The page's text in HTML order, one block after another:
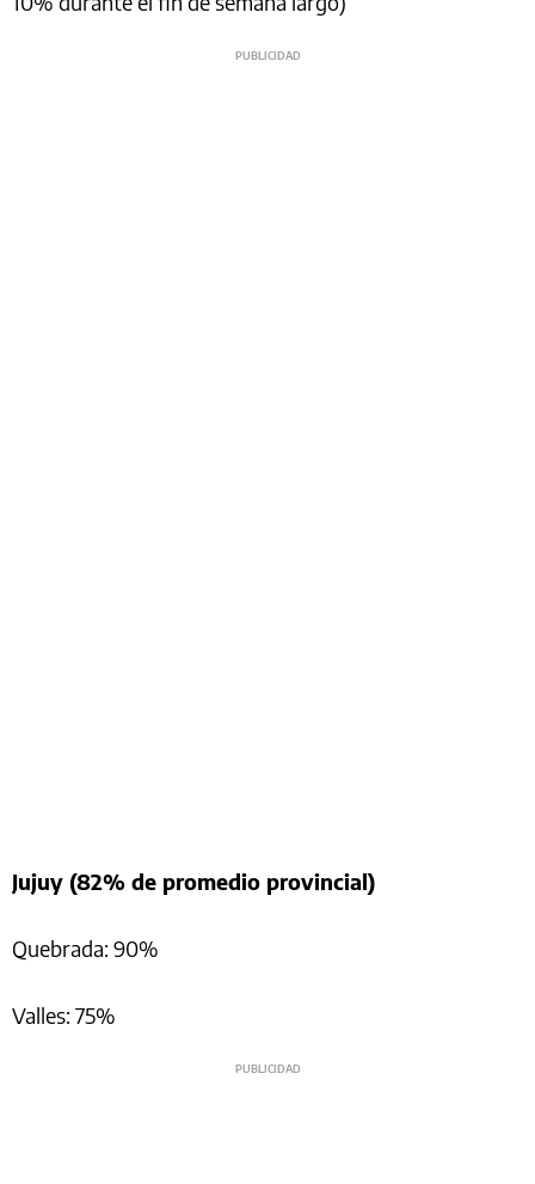
Jujuy (82% de promedio provincial)
Quebrada: 90%
Valles: 75%